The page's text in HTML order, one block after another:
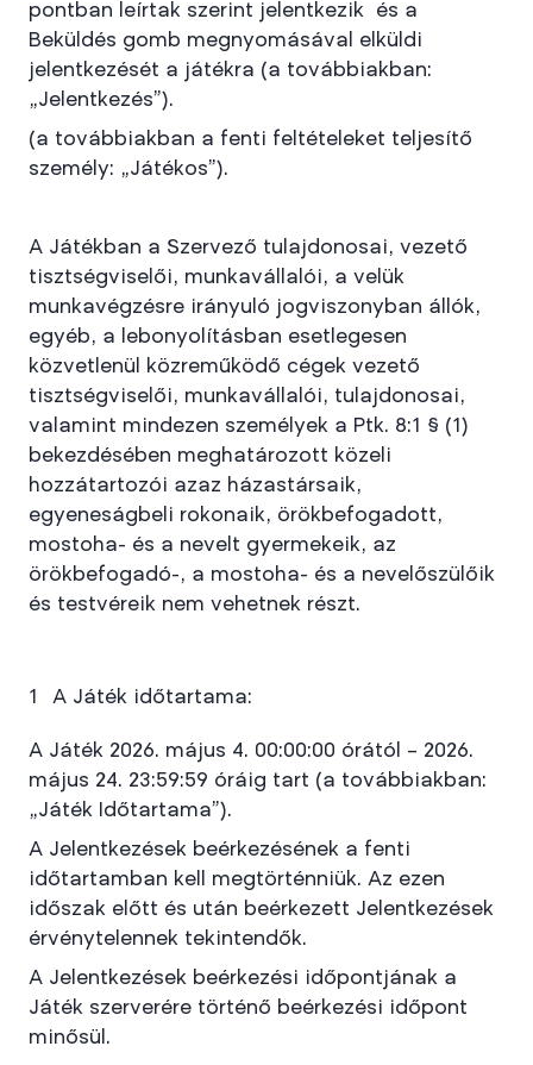
pontban leírtak szerint jelentkezik és a
Beküldés gomb megnyomásával elküldi
jelentkezését a játékra (a továbbiakban:
„Jelentkezés”).
(a továbbiakban a fenti feltételeket teljesítő
személy: „Játékos”).
A Játékban a Szervező tulajdonosai, vezető
tisztségviselői, munkavállalói, a velük
munkavégzésre irányuló jogviszonyban állók,
egyéb, a lebonyolításban esetlegesen
közvetlenül közreműködő cégek vezető
tisztségviselői, munkavállalói, tulajdonosai,
valamint mindezen személyek a Ptk. 8:1 § (1)
bekezdésében meghatározott közeli
hozzátartozói azaz házastársaik,
egyeneságbeli rokonaik, örökbefogadott,
mostoha- és a nevelt gyermekeik, az
örökbefogadó-, a mostoha- és a nevelőszülőik
és testvéreik nem vehetnek részt.
A Játék időtartama:
A Játék 2026. május 4. 00:00:00 órától – 2026.
május 24. 23:59:59 óráig tart (a továbbiakban:
„Játék Időtartama”).
A Jelentkezések beérkezésének a fenti
időtartamban kell megtörténniük. Az ezen
időszak előtt és után beérkezett Jelentkezések
érvénytelennek tekintendők.
A Jelentkezések beérkezési időpontjának a
Játék szerverére történő beérkezési időpont
minősül.